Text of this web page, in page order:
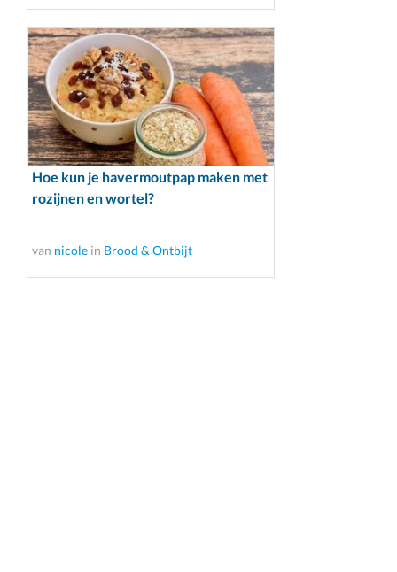
Hoe kun je havermoutpap maken met
rozijnen en wortel?
van nicole in Brood & Ontbijt